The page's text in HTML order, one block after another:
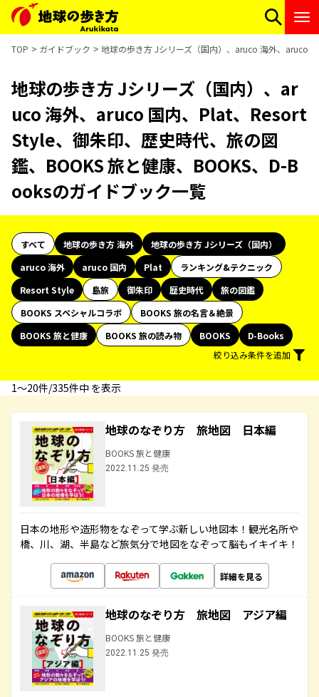
TOP ガイドブック 地球の歩き方 Jシリーズ（国内）、aruco 海外、aruco
地球の歩き方 Jシリーズ（国内）、ar
uco 海外、aruco 国内、Plat、Resort
Style、御朱印、歴史時代、旅の図
鑑、BOOKS 旅と健康、BOOKS、D-B
ooksのガイドブック一覧
すべて 地球の歩き方 海外
地球の歩き方 Jシリーズ（国内）
aruco 海外
aruco 国内 Plat
ランキング&テクニック
Resort Style
島旅 御朱印 歴史時代
旅の図鑑
BOOKS スペシャルコラボ
BOOKS 旅の名言＆絶景
BOOKS 旅と健康
BOOKS 旅の読み物 BOOKS
D-Books
絞り込み条件を追加
1〜20件/335件中 を表示
地球のなぞり方 旅地図 日本編
BOOKS 旅と健康
2022.11.25 発売
日本の地形や造形物をなぞって学ぶ新しい地図本！観光名所や
橋、川、湖、半島など旅気分で地図をなぞって脳もイキイキ！
詳細を見る
地球のなぞり方 旅地図 アジア編
BOOKS 旅と健康
2022.11.25 発売